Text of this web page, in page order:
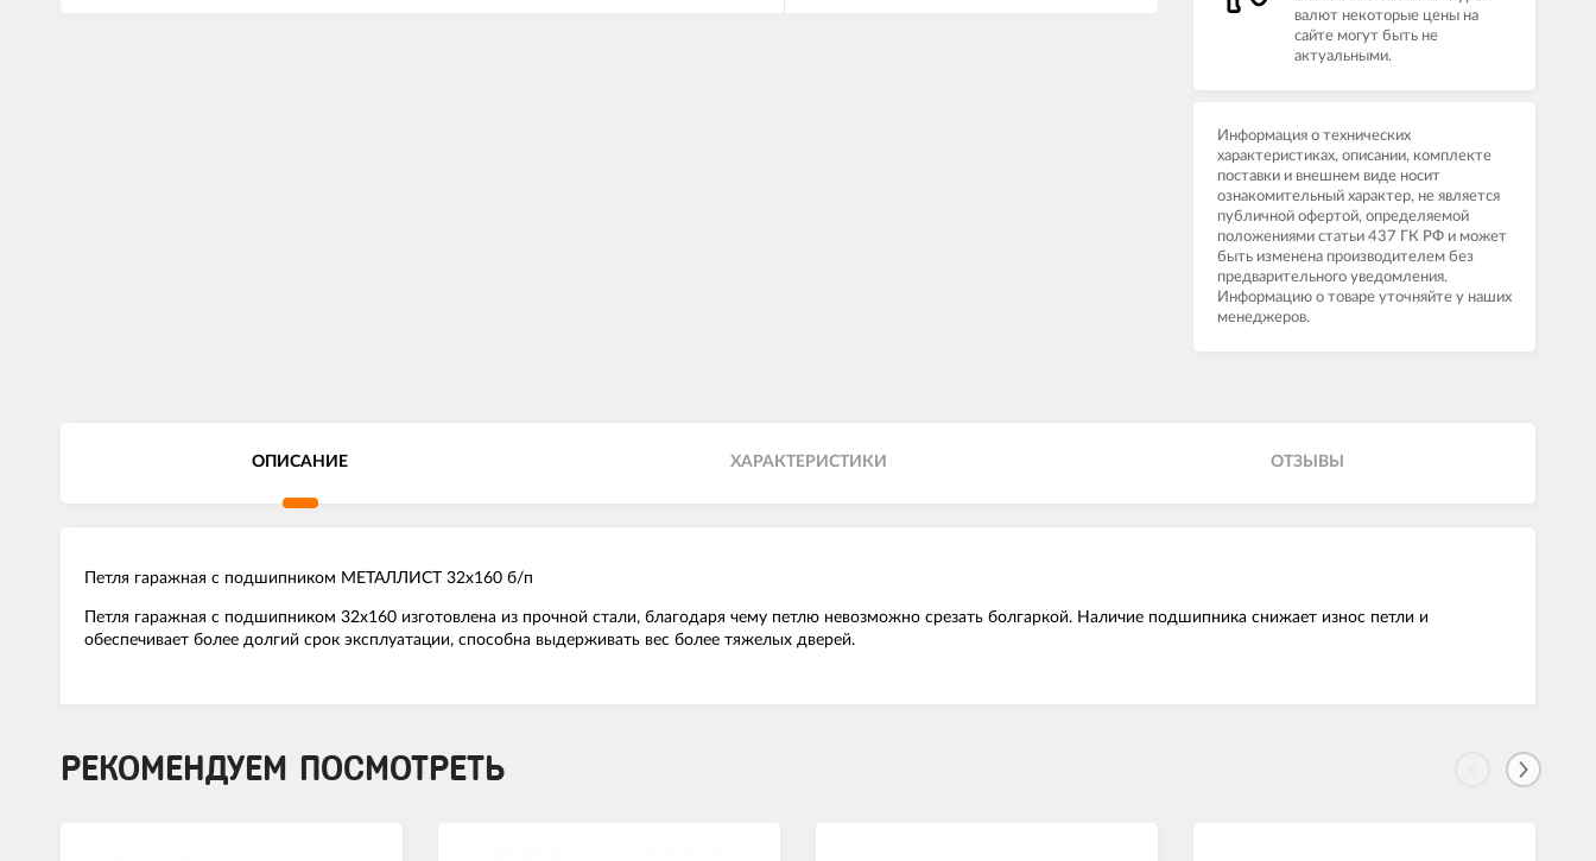
валют некоторые цены на
сайте могут быть не
актуальными.
Информация о технических
характеристиках, описании, комплекте
поставки и внешнем виде носит
ознакомительный характер, не является
публичной офертой, определяемой
положениями статьи 437 ГК РФ и может
быть изменена производителем без
предварительного уведомления.
Информацию о товаре уточняйте у наших
менеджеров.
ОПИСАНИЕ ХАРАКТЕРИСТИКИ ОТЗЫВЫ
Петля гаражная с подшипником МЕТАЛЛИСТ 32x160 б/п
Петля гаражная с подшипником 32x160 изготовлена из прочной стали, благодаря чему петлю невозможно срезать болгаркой. Наличие подшипника снижает износ петли и
обеспечивает более долгий срок эксплуатации, способна выдерживать вес более тяжелых дверей.
РЕКОМЕНДУЕМ ПОСМОТРЕТЬ